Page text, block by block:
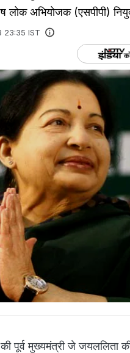
अभियोजक (एसपीपी)
23:35 IST
पूर्व मुख्यमंत्री जे जयललिता